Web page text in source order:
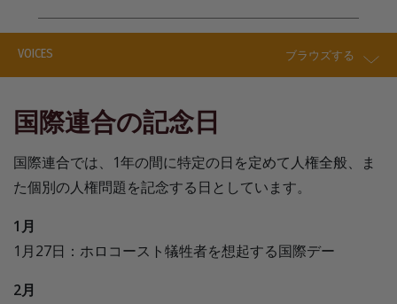
VOICES ブラウズする
国際連合の記念日
国際連合では、1年の間に特定の日を定めて人権全般、ま
た個別の人権問題を記念する日としています。
1月
1月27日：ホロコースト犠牲者を想起する国際デー
2月